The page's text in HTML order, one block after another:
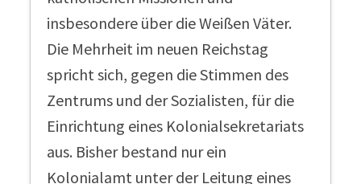
insbesondere über die Weißen Väter.
Die Mehrheit im neuen Reichstag
spricht sich, gegen die Stimmen des
Zentrums und der Sozialisten, für die
Einrichtung eines Kolonialsekretariats
aus. Bisher bestand nur ein
Kolonialamt unter der Leitung eines